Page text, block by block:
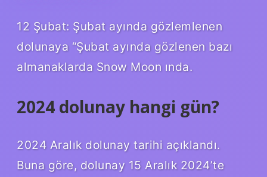
12 Şubat: Şubat ayında gözlemlenen
dolunaya “Şubat ayında gözlenen bazı
almanaklarda Snow Moon ında.
2024 dolunay hangi gün?
2024 Aralık dolunay tarihi açıklandı.
Buna göre, dolunay 15 Aralık 2024’te